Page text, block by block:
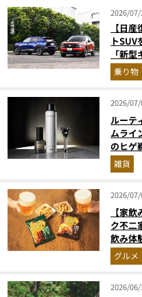
2026/07/
【日
ト
「新
乗り物
2026/07/
ルーテ
ムライ
のヒゲ
雑貨
2026/07/
【家
ク不二
飲み体
グルメ
2026/06/